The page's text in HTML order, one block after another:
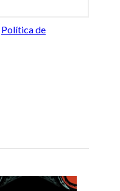
Política de